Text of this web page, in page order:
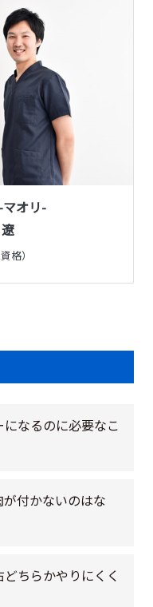
オリ-
格）
になるのに必要なこ
が付かないのはな
ちらかやりにくく